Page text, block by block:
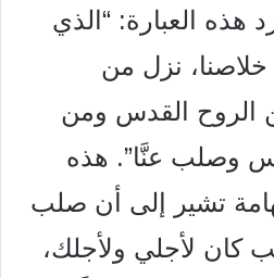
هذه العبارة: “الذي
نزل من
القدس ومن
وصلب عنَّا”. هذه
تشير إلى أن صلب
كان لأجلي ولأجلك،